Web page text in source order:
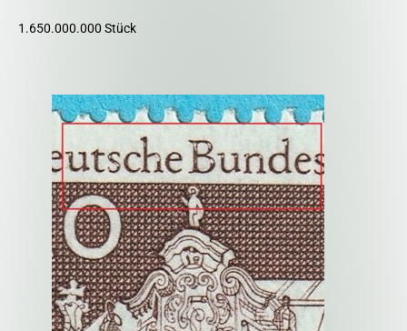
1.650.000.000 Stück